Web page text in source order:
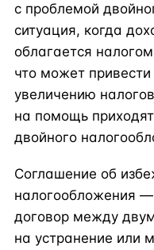
с проблемой
ситуация, когда
облагается
что может
увеличению
на помощь
двойного
Соглашение об
налогообложения
договор между
на устранение или